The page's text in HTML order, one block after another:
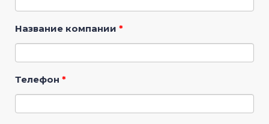
Название компании *
Телефон *